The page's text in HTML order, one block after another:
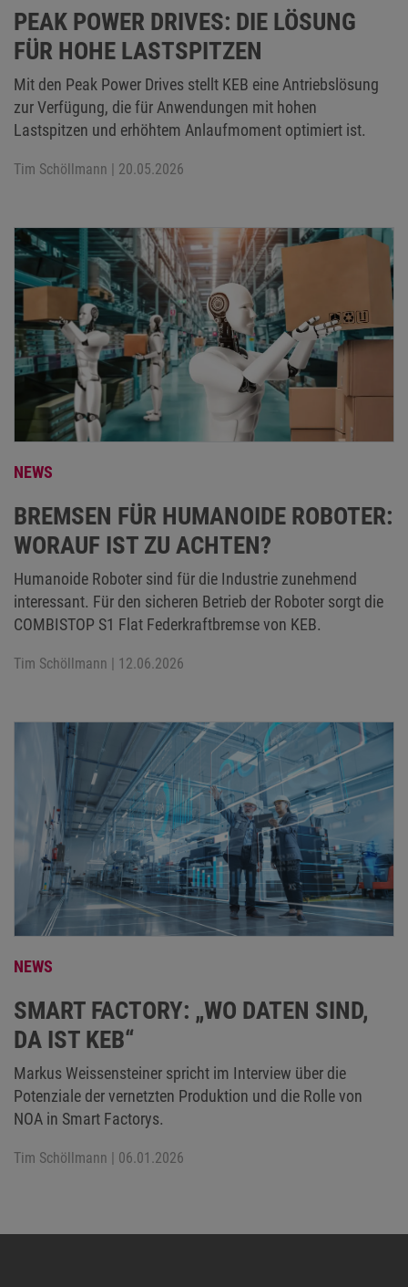
PEAK POWER DRIVES: DIE LÖSUNG
FÜR HOHE LASTSPITZEN
Mit den Peak Power Drives stellt KEB eine Antriebslösung
zur Verfügung, die für Anwendungen mit hohen
Lastspitzen und erhöhtem Anlaufmoment optimiert ist.
Tim Schöllmann | 20.05.2026
NEWS
BREMSEN FÜR HUMANOIDE ROBOTER:
WORAUF IST ZU ACHTEN?
Humanoide Roboter sind für die Industrie zunehmend
interessant. Für den sicheren Betrieb der Roboter sorgt die
COMBISTOP S1 Flat Federkraftbremse von KEB.
Tim Schöllmann | 12.06.2026
NEWS
SMART FACTORY: „WO DATEN SIND,
DA IST KEB“
Markus Weissensteiner spricht im Interview über die
Potenziale der vernetzten Produktion und die Rolle von
NOA in Smart Factorys.
Tim Schöllmann | 06.01.2026